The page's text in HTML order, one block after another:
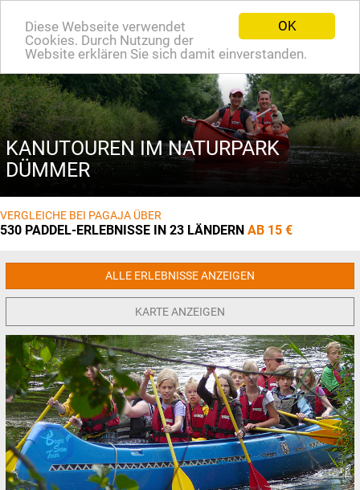
OK
Diese Webseite verwendet
Cookies. Durch Nutzung der
Website erklären Sie sich damit einverstanden.
KANUTOUREN IM NATURPARK
DÜMMER
VERGLEICHE BEI PAGAJA ÜBER
530 PADDEL-ERLEBNISSE IN 23 LÄNDERN AB 15 €
ALLE ERLEBNISSE ANZEIGEN
KARTE ANZEIGEN